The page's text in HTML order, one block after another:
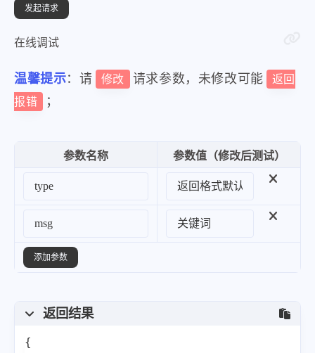
在线调试
温馨提示：请 修改 请求参数，未修改可能
返回
报错
；
参数名称 参数值（修改后测试）
添加参数
返回结果
{